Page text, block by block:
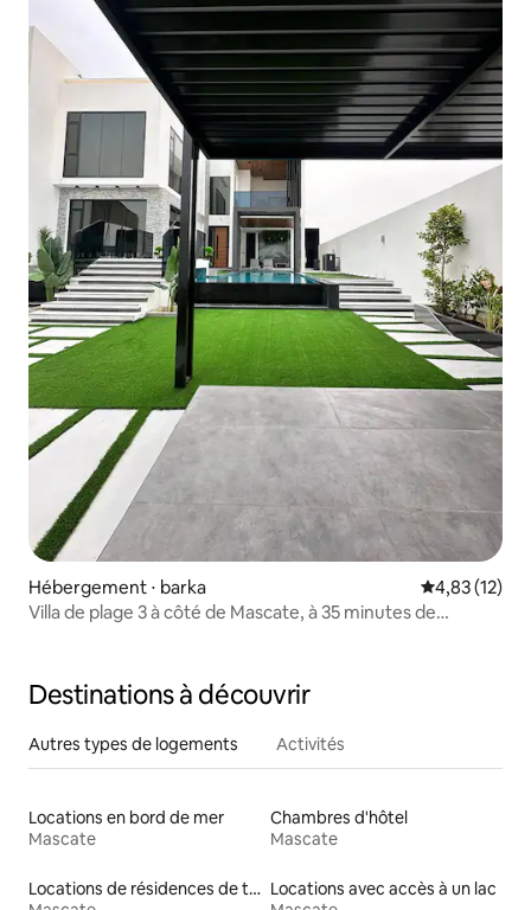
Hébergement ⋅ barka Évaluation
4,83 (12)
Villa de plage 3 à côté de Mascate, à 35 minutes de
Destinations à découvrir
Autres types de logements Activités
Locations en bord de mer
Mascate
Chambres d'hôtel
Mascate
Locations de résidences de tourisme Locations avec accès à un lac